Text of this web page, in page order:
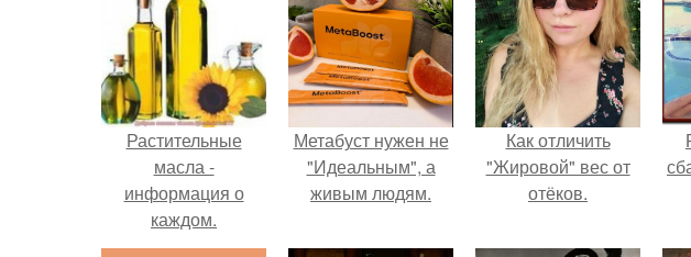
Растительные
масла -
информация о
каждом.
Метабуст нужен не
"Идеальным", а
живым людям.
Как отличить
"Жировой" вес от
отёков.